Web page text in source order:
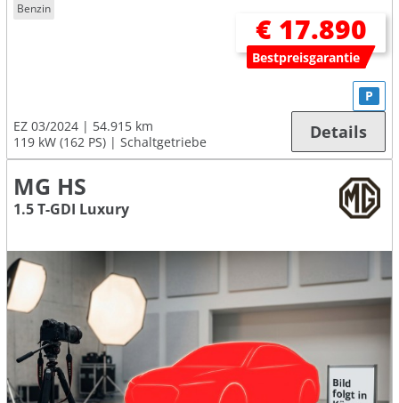
Benzin
€ 17.890
Bestpreisgarantie
EZ 03/2024
54.915 km
119 kW (162 PS)
Schaltgetriebe
P
Details
MG HS
1.5 T-GDI Luxury